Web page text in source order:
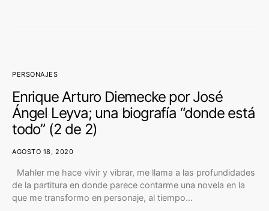
PERSONAJES
Enrique Arturo Diemecke por José
Ángel Leyva; una biografía “donde está
todo” (2 de 2)
AGOSTO 18, 2020
Mahler me hace vivir y vibrar, me llama a las profundidades
de la partitura en donde parece contarme una novela en la
que me transformo en personaje, al tiempo…